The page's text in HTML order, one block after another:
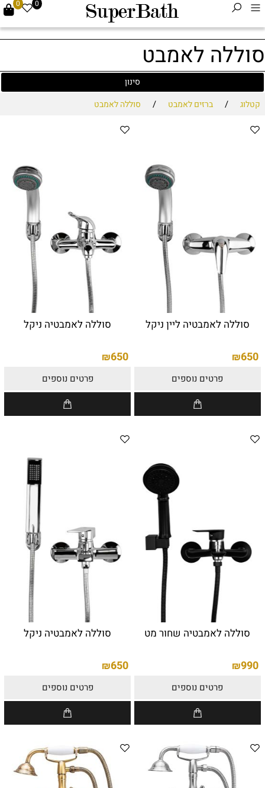
0 0
סוללה לאמבט
סינון
קטלוג
/ ברזים לאמבט / סוללה לאמבט
סוללה לאמבטיה ליין ניקל
₪650
פרטים נוספים
סוללה לאמבטיה ניקל
₪650
פרטים נוספים
סוללה לאמבטיה שחור מט
₪990
פרטים נוספים
סוללה לאמבטיה ניקל
₪650
פרטים נוספים